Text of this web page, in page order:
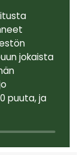
jokaista
puuta, ja